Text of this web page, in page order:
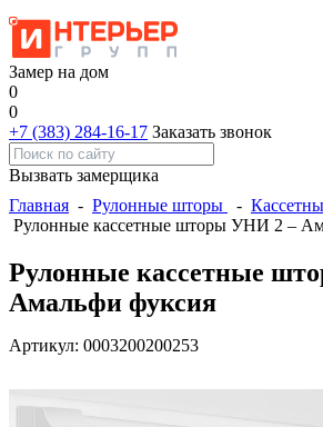
Замер на дом
0
0
+7 (383) 284-16-17 Заказать звонок
Вызвать замерщика
Главная - Рулонные шторы -
Рулонные кассетные шторы УНИ 2 –
Рулонные кассетные
Амальфи фуксия
Артикул: 0003200200253